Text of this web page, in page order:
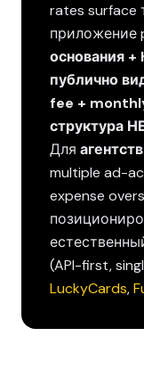
rates surface
приложение
основания
публично
fee +
структура
Для
multiple ad-
expense
(API-first,
LuckyCards,